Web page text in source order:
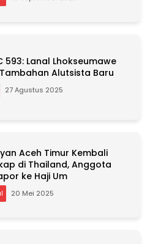
593: Lanal Lhokseumawe
Alutsista Baru
27 Agustus 2025
Aceh Timur Kembali
di Thailand, Anggota
ke Haji Um
20 Mei 2025